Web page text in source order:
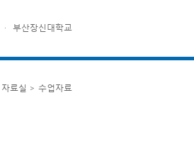
· 부산장신대학교
료실 > 수업자료